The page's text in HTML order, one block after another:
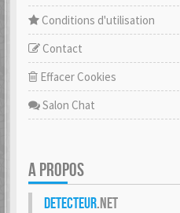
Conditions d'utilisation
Contact
Effacer Cookies
Salon Chat
A PROPOS
Detecteur.net